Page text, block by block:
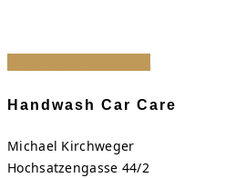
Handwash Car Care
Michael Kirchweger
Hochsatzengasse 44/2